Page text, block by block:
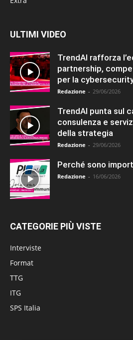
ULTIMI VIDEO
TrendAI rafforza
partnership,
per la
Redazione - 29/06/2026
TrendAI punta sul
consulenza e
della strategia
Redazione - 29/06/2026
Perché sono
Redazione - 16/06/2026
CATEGORIE PIÙ VISTE
Interviste
Format
TTG
ITG
SPS Italia